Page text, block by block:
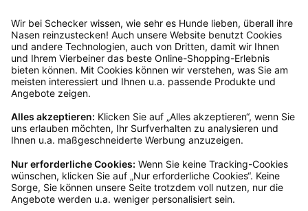
wir Dir ggf. ähnliche Angebote per Mail (§7 Abs. 3 UWG). Dem kannst Du jederzeit
widersprechen, z. B. an datenschutz@schecker.de. Mehr Infos in unserer
Datenschutzerklärung.
Kundenservice
Mo – Fr 9 – 17 Uhr, Sa 9 – 13 Uhr
Ruf uns an
0800-28 18 78